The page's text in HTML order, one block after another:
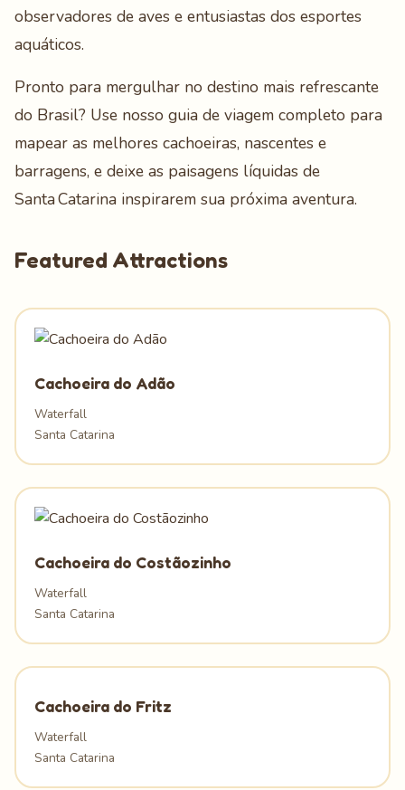
observadores de aves e entusiastas dos esportes
aquáticos.
Pronto para mergulhar no destino mais refrescante
do Brasil? Use nosso guia de viagem completo para
mapear as melhores cachoeiras, nascentes e
barragens, e deixe as paisagens líquidas de
Santa Catarina inspirarem sua próxima aventura.
Featured Attractions
Cachoeira do Adão
Waterfall
Santa Catarina
Cachoeira do Costãozinho
Waterfall
Santa Catarina
Cachoeira do Fritz
Waterfall
Santa Catarina